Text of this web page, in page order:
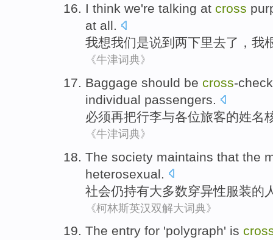
I think we're talking at cross
at all.
我想我们是说到两下里去了，我
《牛津词典》
Baggage should be cross-
individual passengers.
必须再把行李与各位旅客的姓名
《牛津词典》
The society maintains that the
heterosexual
社会仍持有大多数穿异性服装的
《柯林斯英汉双解大词典》
The entry for 'polygraph' is